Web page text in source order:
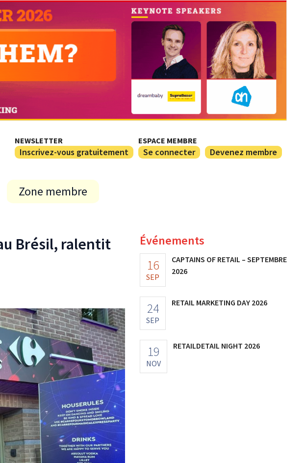
NEWSLETTER
Inscrivez-vous gratuitement
ESPACE MEMBRE
Se connecter Devenez membre
Zone membre
Brésil, ralentit
Événements
16
SEP
CAPTAINS OF RETAIL – SEPTEMBRE
2026
24
SEP
RETAIL MARKETING DAY 2026
19
NOV
RETAILDETAIL NIGHT 2026